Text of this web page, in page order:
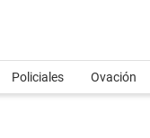
Policiales Ovación